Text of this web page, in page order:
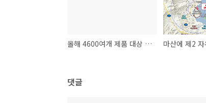
올해 4600여개 제품 대상 7차례 안전성 조사
댓글